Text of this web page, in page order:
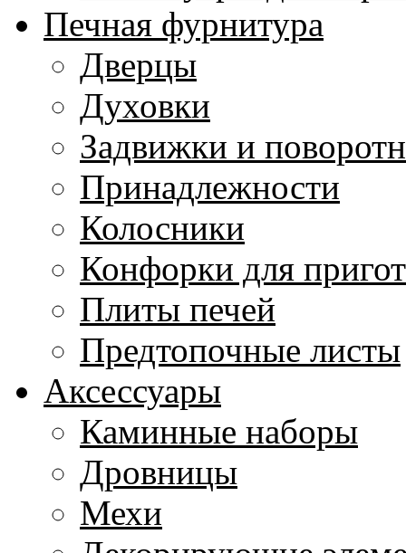
Печная фурнитура
Дверцы
Духовки
Задвижки и
Принадлежности
Колосники
Конфорки для
Плиты печей
Предтопочные листы
Аксессуары
Каминные наборы
Дровницы
Мехи